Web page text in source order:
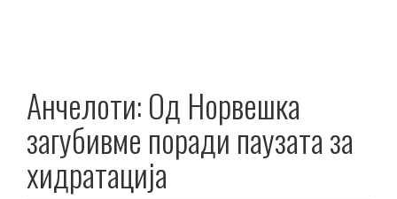
Анчелоти: Од Норвешка
загубивме поради паузата за
хидратација